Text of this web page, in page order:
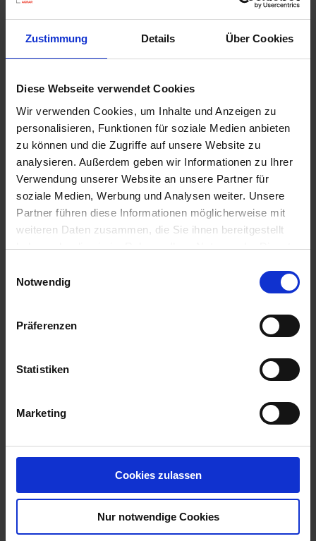
Zustimmung Details Über Cookies
Diese Webseite verwendet Cookies
Wir verwenden Cookies, um Inhalte und Anzeigen zu
personalisieren, Funktionen für soziale Medien anbieten
zu können und die Zugriffe auf unsere Website zu
analysieren. Außerdem geben wir Informationen zu Ihrer
Verwendung unserer Website an unsere Partner für
soziale Medien, Werbung und Analysen weiter. Unsere
Partner führen diese Informationen möglicherweise mit
weiteren Daten zusammen, die Sie ihnen bereitgestellt
haben oder die sie im Rahmen Ihrer Nutzung der Dienste
Notwendig
Präferenzen
Statistiken
Marketing
Cookies zulassen
Nur notwendige Cookies
Substral Herbst-Rasendünger
Artikel-Nr.: 7000790-06-cfg
Ähnliche Produkte
Cohrs-Algenkalk 25 kg
Artikel-Nr.: 7000122-01